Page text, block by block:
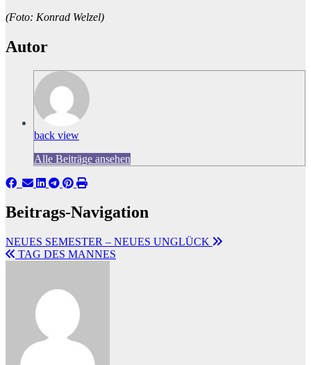
(Foto: Konrad Welzel)
Autor
back view
Alle Beiträge ansehen
Beitrags-Navigation
NEUES SEMESTER – NEUES UNGLÜCK
TAG DES MANNES